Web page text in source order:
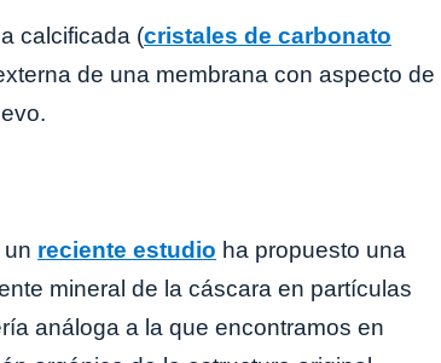
calcificada (cristales de carbonato
de una membrana con aspecto de
reciente estudio ha propuesto una
mineral de la cáscara en partículas
análoga a la que encontramos en